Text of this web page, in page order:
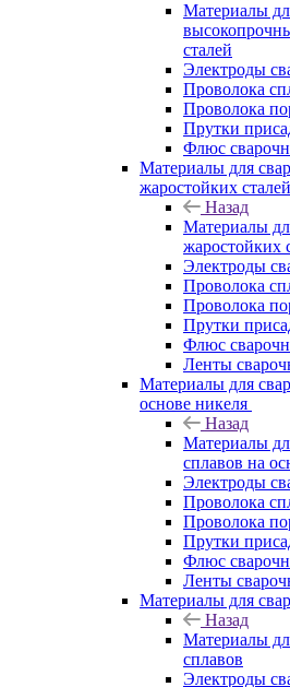
Материалы
сталей
Электроды
Проволока
Проволока
Прутки
Флюс
Материалы для
жаростойких сталей
Назад
Материалы
жаростойких
Электроды
Проволока
Проволока
Прутки
Флюс
Ленты
Материалы для
основе никеля
Назад
Материалы
сплавов на
Электроды
Проволока
Проволока
Прутки
Флюс
Ленты
Материалы для
Назад
Материалы
сплавов
Электроды